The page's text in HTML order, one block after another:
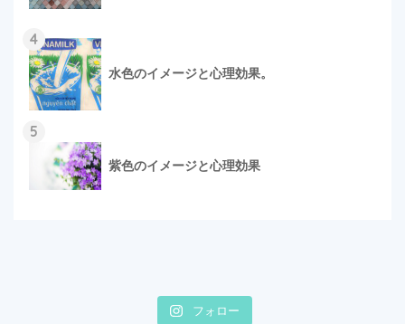
4
水色のイメージと心理効果。
5
紫色のイメージと心理効果
フォロー